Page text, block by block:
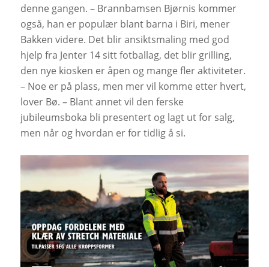
denne gangen. – Brannbamsen Bjørnis kommer
også, han er populær blant barna i Biri, mener
Bakken videre. Det blir ansiktsmaling med god
hjelp fra Jenter 14 sitt fotballag, det blir grilling,
den nye kiosken er åpen og mange fler aktiviteter.
– Noe er på plass, men mer vil komme etter hvert,
lover Bø. – Blant annet vil den ferske
jubileumsboka bli presentert og lagt ut for salg,
men når og hvordan er for tidlig å si.